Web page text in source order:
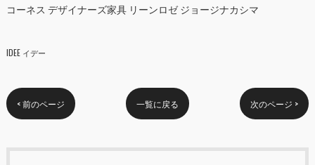
コーネス デザイナーズ家具 リーンロゼ ジョージナカシマ
IDEE イデー
< 前のページ 一覧に戻る 次のページ >